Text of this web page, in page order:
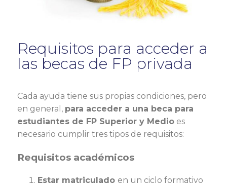
Requisitos para acceder a
las becas de FP privada
Cada ayuda tiene sus propias condiciones, pero
en general, para acceder a una beca para
estudiantes de FP Superior y Medio es
necesario cumplir tres tipos de requisitos:
Requisitos académicos
Estar matriculado en un ciclo formativo